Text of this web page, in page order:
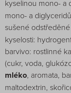
kyselinou mono- a
mono- a
sušené odstředěné
kyselosti:
barvivo: rostlinné
(cukr, voda,
mléko, aromata,
maltodextrin,